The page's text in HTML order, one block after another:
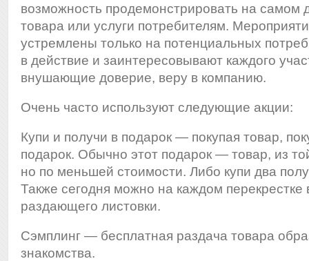
возможность продемонстрировать на самом
товара или услуги потребителям.
устремлены только на потенциальных
в действие и заинтересовывают каждого
внушающие доверие, веру в компанию.
Очень часто используют следующие акции:
Купи и получи в подарок — покупая товар,
подарок. Обычно этот подарок — товар, из
но по меньшей стоимости. Либо купи два
Также сегодня можно на каждом перекрестке
раздающего листовки.
Сэмплинг — бесплатная раздача товара
знакомства.